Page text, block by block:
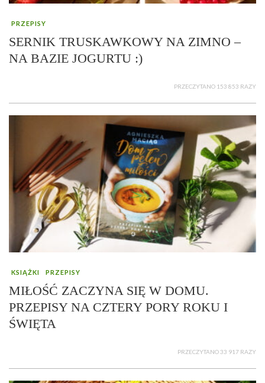
PRZEPISY
SERNIK TRUSKAWKOWY NA ZIMNO –
NA BAZIE JOGURTU :)
PRZECZYTANO 153 853 RAZY
KSIĄŻKI PRZEPISY
MIŁOŚĆ ZACZYNA SIĘ W DOMU.
PRZEPISY NA CZTERY PORY ROKU I
ŚWIĘTA
PRZECZYTANO 33 917 RAZY